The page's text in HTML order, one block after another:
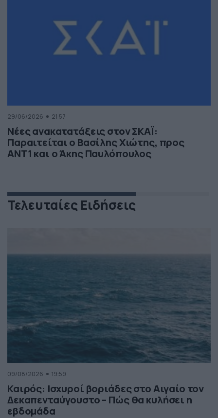
29/06/2026 21:57
Νέες ανακατατάξεις στον ΣΚΑΪ:
Παραιτείται ο Βασίλης Χιώτης, προς
ΑΝΤ1 και ο Άκης Παυλόπουλος
Τελευταίες Ειδήσεις
09/08/2026 19:59
Καιρός: Ισχυροί βοριάδες στο Αιγαίο τον
Δεκαπενταύγουστο – Πώς θα κυλήσει η
εβδομάδα